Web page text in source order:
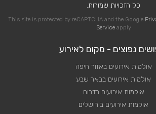
כל הזכויות שמורות.
This site is protected by reCAPTCHA and the Google
Serviceapply
נפוצים - מקום לאירוע
אולמות אירועים באזור חיפה
אולמות אירועים בבאר שבע
אולמות אירועים בדרום
אולמות אירועים בירושלים